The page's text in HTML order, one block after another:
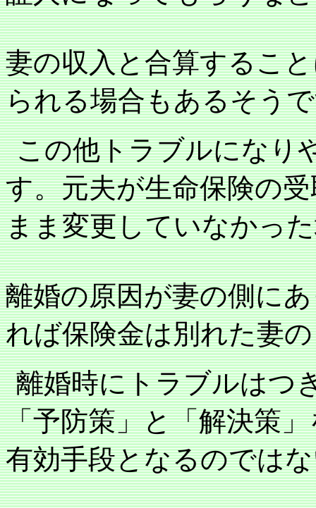
妻の収入と合算するこ
られる場合もあるそう
この他トラブルになり
す。元夫が生命保険の
まま変更していなかっ
離婚の原因が妻の側に
れば保険金は別れた妻
離婚時にトラブルはつ
「予防策」と「解決策
有効手段となるのでは